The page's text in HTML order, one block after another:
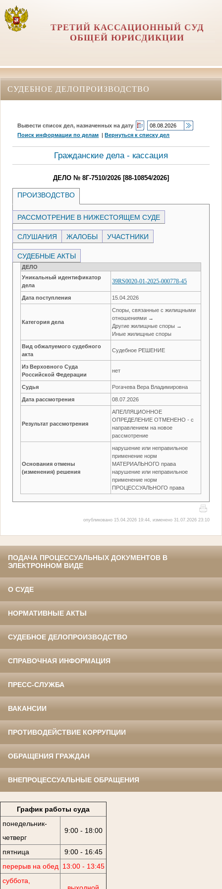
ТРЕТИЙ КАССАЦИОННЫЙ СУД
ОБЩЕЙ ЮРИСДИКЦИИ
СУДЕБНОЕ ДЕЛОПРОИЗВОДСТВО
Вывести список дел, назначенных на дату
Поиск информации по делам |Вернуться к списку дел
Гражданские дела - кассация
ДЕЛО № 8Г-7510/2026 [88-10854/2026]
ПРОИЗВОДСТВО
РАССМОТРЕНИЕ В НИЖЕСТОЯЩЕМ СУДЕ
СЛУШАНИЯ ЖАЛОБЫ УЧАСТНИКИ
СУДЕБНЫЕ АКТЫ
ДЕЛО
Уникальный идентификатор
дела
39RS0020-01-2025-000778-45
Дата поступления 15.04.2026
Категория дела
Споры, связанные с жилищными
отношениями →
Другие жилищные споры →
Иные жилищные споры
Вид обжалуемого судебного
акта
Судебное РЕШЕНИЕ
Из Верховного Суда
Российской Федерации
нет
Судья Рогачева Вера Владимировна
Дата рассмотрения 08.07.2026
Результат рассмотрения
АПЕЛЛЯЦИОННОЕ
ОПРЕДЕЛЕНИЕ ОТМЕНЕНО - с
направлением на новое
рассмотрение
Основания отмены
(изменения) решения
нарушение или неправильное
применение норм
МАТЕРИАЛЬНОГО права
нарушение или неправильное
применение норм
ПРОЦЕССУАЛЬНОГО права
опубликовано 15.04.2026 19:44, изменено 31.07.2026 23:10
ПОДАЧА ПРОЦЕССУАЛЬНЫХ ДОКУМЕНТОВ В
ЭЛЕКТРОННОМ ВИДЕ
О СУДЕ
НОРМАТИВНЫЕ АКТЫ
СУДЕБНОЕ ДЕЛОПРОИЗВОДСТВО
СПРАВОЧНАЯ ИНФОРМАЦИЯ
ПРЕСС-СЛУЖБА
ВАКАНСИИ
ПРОТИВОДЕЙСТВИЕ КОРРУПЦИИ
ОБРАЩЕНИЯ ГРАЖДАН
ВНЕПРОЦЕССУАЛЬНЫЕ ОБРАЩЕНИЯ
График работы суда
понедельник-
четверг
9:00 - 18:00
пятница
9:00 - 16:45
перерыв на обед
13:00 - 13:45
суббота,
выходной